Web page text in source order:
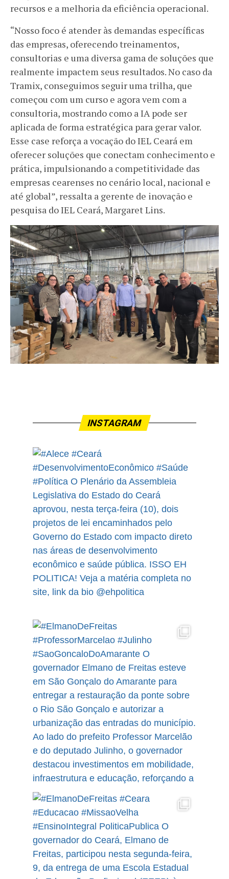
recursos e a melhoria da eficiência operacional.
“Nosso foco é atender às demandas específicas
das empresas, oferecendo treinamentos,
consultorias e uma diversa gama de soluções que
realmente impactem seus resultados. No caso da
Tramix, conseguimos seguir uma trilha, que
começou com um curso e agora vem com a
consultoria, mostrando como a IA pode ser
aplicada de forma estratégica para gerar valor.
Esse case reforça a vocação do IEL Ceará em
oferecer soluções que conectam conhecimento e
prática, impulsionando a competitividade das
empresas cearenses no cenário local, nacional e
até global”, ressalta a gerente de inovação e
pesquisa do IEL Ceará, Margaret Lins.
INSTAGRAM